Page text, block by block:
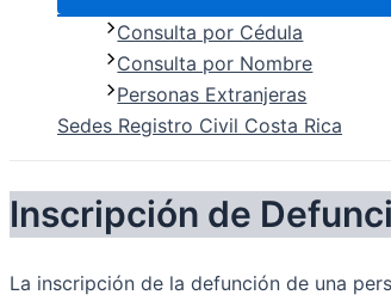
Consulta por Cédula
Consulta por Nombre
Personas Extranjeras
Sedes Registro Civil Costa Rica
Inscripción de
La inscripción de la defunción de una